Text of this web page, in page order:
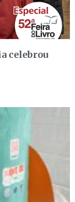
celebrou